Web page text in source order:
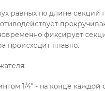
равных по длине
фиксирует
происходит плавно.
1/4" - на конце